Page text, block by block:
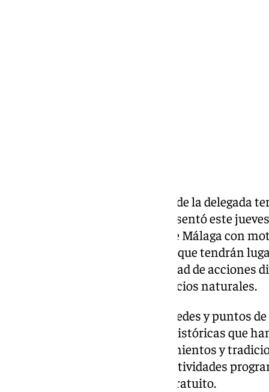
La Junta de Andalucía, a través de la delegada
Deporte, Gemma del Corral, presentó este
15 actividades en la provincia de Málaga con
. Las jornadas, que tendrán
diciembre, ofrecerán una variedad de acciones
conjuntos arqueológicos y espacios naturales.
Bajo el lema ‘Rutas culturales, redes y puntos
poner en valor las conexiones históricas que
comerciales, creencias, conocimientos y
continuación, se detallan las actividades
cultural, todas ellas de acceso gratuito.